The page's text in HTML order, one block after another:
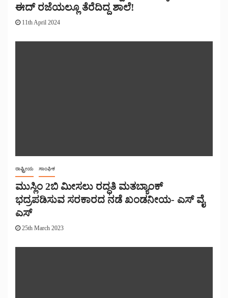
ಈದ್ ರಜೆಯಲ್ಲೂ ತೆರೆದಿದ್ದ ಶಾಲೆ!
11th April 2024
ರಾಷ್ಟ್ರೀಯ ಸಾಂಘಿಕ
ಮುಸ್ಲಿಂ 2ಬಿ ಮೀಸಲು ರದ್ಧತಿ ಮತಬ್ಯಾಂಕ್
ಭದ್ರಪಡಿಸುವ ಸರಕಾರದ ನಡೆ ಖಂಡನೀಯ- ಎಸ್ ವೈ
ಎಸ್
25th March 2023